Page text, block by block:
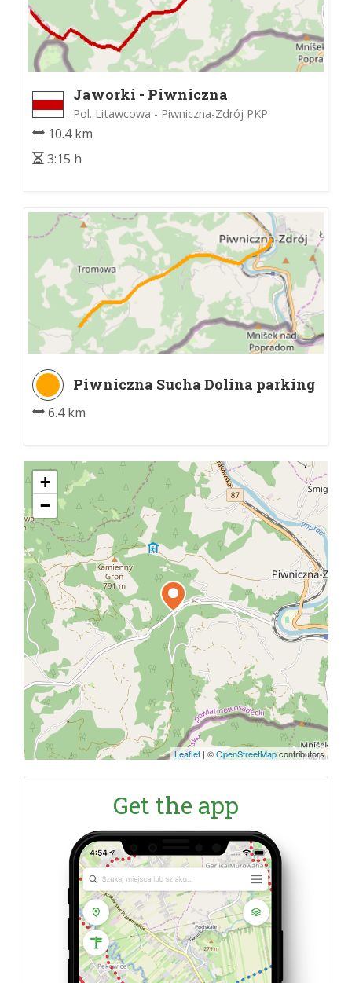
Jaworki - Piwniczna
Pol. Litawcowa - Piwniczna-Zdrój PKP
10.4 km
3:15 h
Piwniczna Sucha Dolina parking
6.4 km
+
−
Leaflet | ©OpenStreetMapcontributors
Get the app